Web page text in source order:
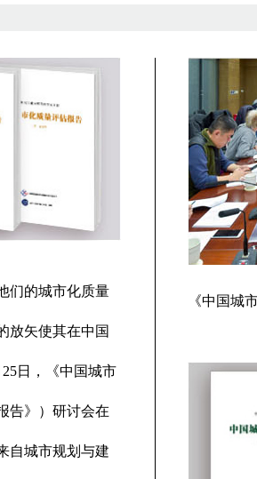
们的城市化质量
放矢使其在中国
日，《中国城市
告》）研讨会在
自城市规划与建